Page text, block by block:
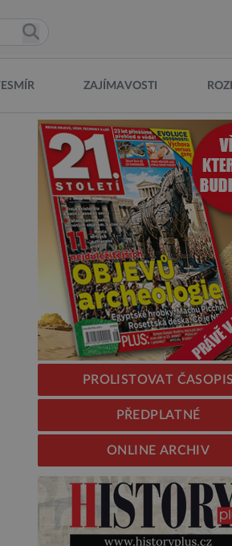
ZAJÍMAVOSTI
PROLISTOVAT ČASOPIS
PŘEDPLATNÉ
ONLINE ARCHIV